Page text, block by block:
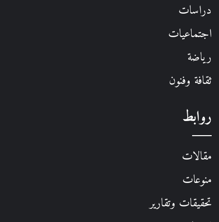
دراسات
اجتماعيات
رياضة
ثقافة وفنون
روابط
مقالات
منوعات
تحقيقات وتقارير